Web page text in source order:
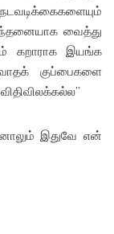
வைத்து
கறாராக இயங்க
குப்பைகளை
இதுவே என்